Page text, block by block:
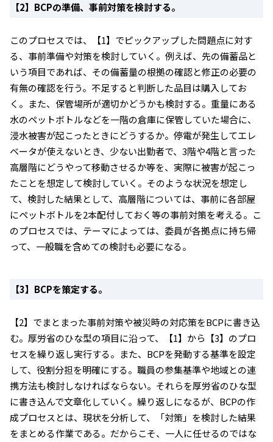
【2】BCPの準備、事前対策を検討する。
このプロセスでは、【1】でピックアップした問題点に対す
る、事前準備や対策を検討していく。例えば、先の備蓄品と
いう項目であれば、その備蓄量の根拠の確認と修正の必要の
有無の確認を行う。不足すると判断した品目は購入してお
く。また、保管場所が適切かどうかも検討する。重量にある
水のペットボトルなどを一階の倉庫に保管していた場合に、
浸水被害が起こったときにどうするか。停電が発生してエレ
ベータが使えないとき、少ない出勤者で、3階や4階と言った
高層階にどうやって移動させるか等を、実際に被害が起こっ
たことを想定して検討していく。そのような状況を想定し
て、検討した結果として、高層階については、事前に各部屋
にペットボトルを2本配付しておく等の事前対策を考える。こ
のプロセスでは、テーマによっては、委員が各拠点に持ち帰
って、一般職を含めての検討も必要になる。
【3】BCPを策定する。
【2】でまとまった事前対策や被災時の対応策をBCPに書き込
む。厚労省のひな型の項目に沿って、【1】から【3】のプロ
セスを繰り返し実行する。また、BCPを発動する基準を設定
して、役割分担を明確にする。職員の参集基準や地域との連
携方法も検討しなければならない。それらを厚労省のひな型
に書き込んで文章化していく。繰り返しになるが、BCPの作
成プロセスとは、現状を分析して、「対策」を検討した結果
をまとめる作業である。だからこそ、一人に任せるのではな